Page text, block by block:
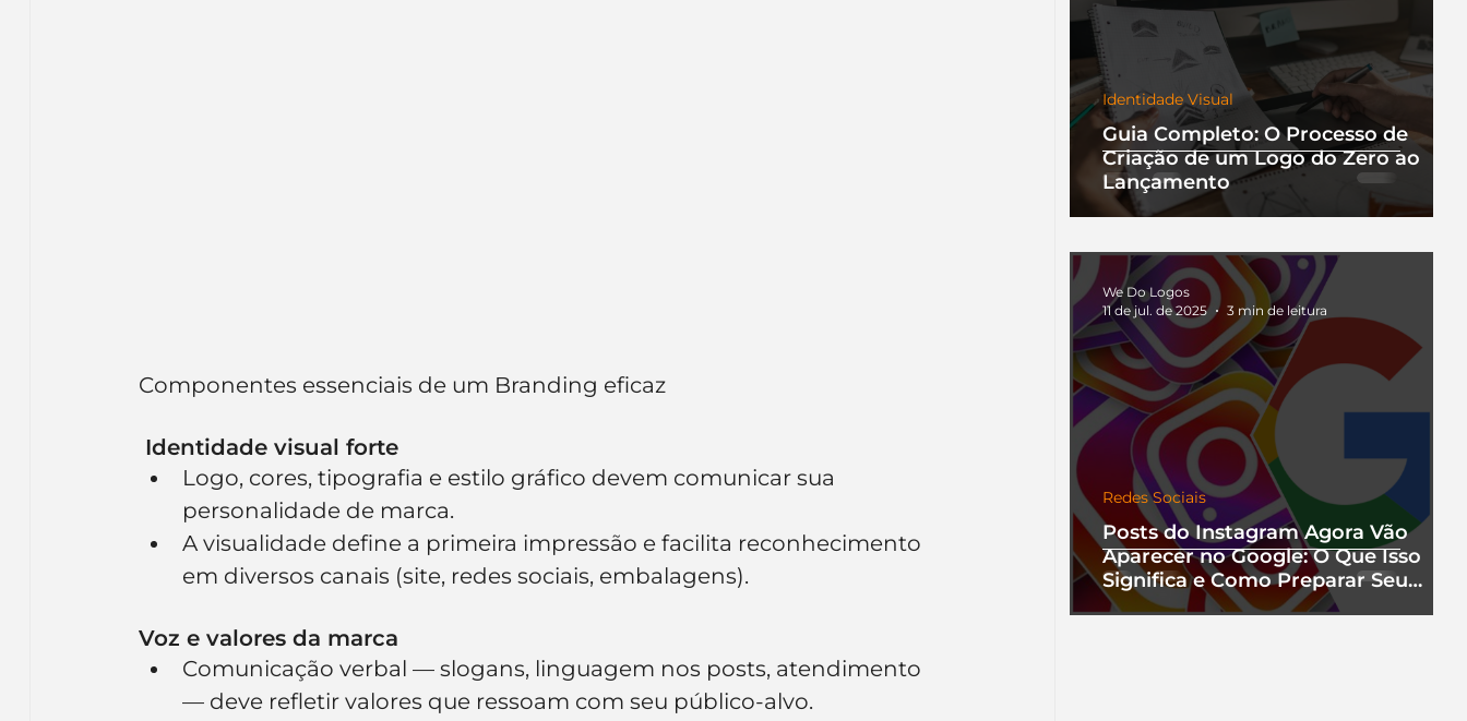
Guia Completo: O Processo de
Criação de um Logo do Zero ao
Lançamento
Identidade Visual
Posts do Instagram Agora Vão
Aparecer no Google: O Que Isso
Significa e Como Preparar Seu
Perfil
Redes Sociais
We Do Logos
11 de jul. de 2025
3 min de leitura
Componentes essenciais de um Branding eficaz
Identidade visual forte
Logo, cores, tipografia e estilo gráfico devem comunicar sua
personalidade de marca.
A visualidade define a primeira impressão e facilita reconhecimento
em diversos canais (site, redes sociais, embalagens).
Voz e valores da marca
Comunicação verbal — slogans, linguagem nos posts, atendimento
— deve refletir valores que ressoam com seu público-alvo.